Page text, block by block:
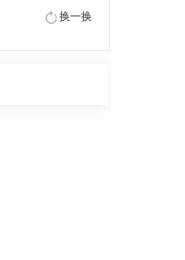
换一换